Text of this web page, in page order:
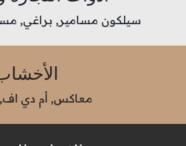
سيلكون مسامير, براغي,
معاكس, أم دي اف,